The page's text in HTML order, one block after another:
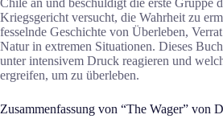
Kriegsgericht versucht, die Wahrheit zu
fesselnde Geschichte von Überleben,
Natur in extremen Situationen. Dieses
unter intensivem Druck reagieren und
ergreifen, um zu überleben.
Zusammenfassung von “The Wager” von